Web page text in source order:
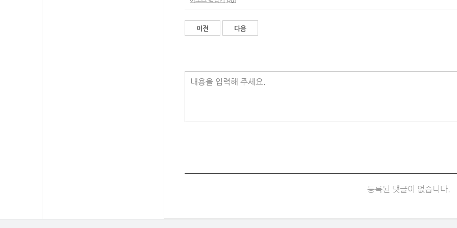
이전 다음
내용을 입력해 주세요.
등록된 댓글이 없습니다.